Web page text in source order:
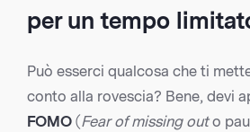
per un tempo
Può esserci qualcosa che ti
conto alla rovescia? Bene, devi
FOMO (Fear of missing outo